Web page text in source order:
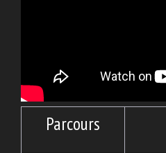
Parcours